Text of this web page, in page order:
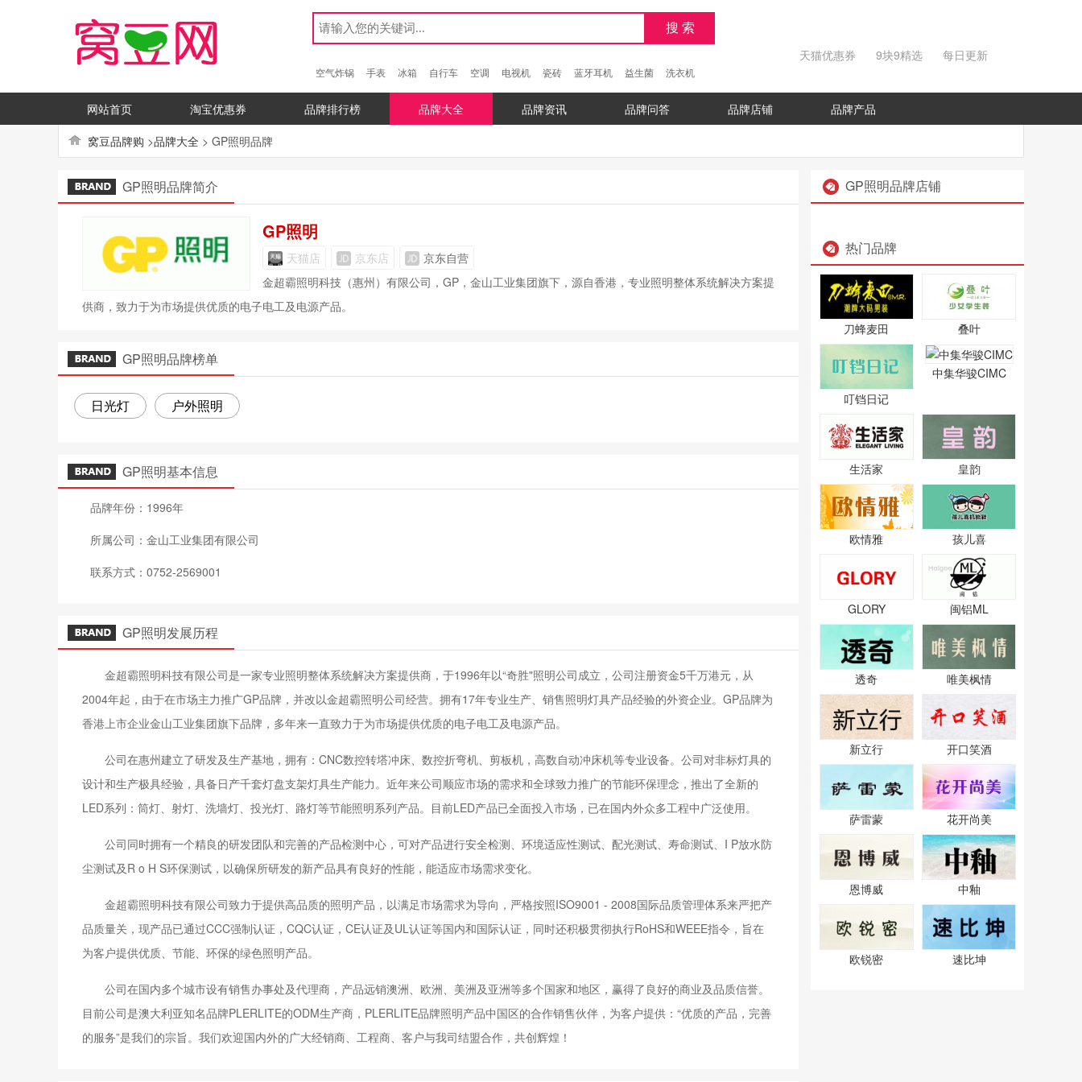
空气炸锅 手表 冰箱 自行车 空调 电视机 瓷砖 蓝牙耳机 益生菌 洗衣机
天猫优惠券 9块9精选 每日更新
网站首页 淘宝优惠券 品牌排行榜 品牌大全 品牌资讯 品牌问答 品牌店铺
品牌产品
窝豆品牌购 >品牌大全 > GP照明品牌
GP照明品牌简介
GP照明
天猫店 京东店
京东自营
金超霸照明科技（惠州）有限公司，GP，金山工业集团旗下，源自香港，专业照明整体系统解决方案提
供商，致力于为市场提供优质的电子电工及电源产品。
GP照明品牌榜单
日光灯 户外照明
GP照明基本信息
品牌年份：1996年
所属公司：金山工业集团有限公司
联系方式：0752-2569001
GP照明发展历程
金超霸照明科技有限公司是一家专业照明整体系统解决方案提供商，于1996年以“奇胜"照明公司成立，公司注册资金5千万港元，从
2004年起，由于在市场主力推广GP品牌，并改以金超霸照明公司经营。拥有17年专业生产、销售照明灯具产品经验的外资企业。GP品牌为
香港上市企业金山工业集团旗下品牌，多年来一直致力于为市场提供优质的电子电工及电源产品。
公司在惠州建立了研发及生产基地，拥有：CNC数控转塔冲床、数控折弯机、剪板机，高数自动冲床机等专业设备。公司对非标灯具的
设计和生产极具经验，具备日产千套灯盘支架灯具生产能力。近年来公司顺应市场的需求和全球致力推广的节能环保理念，推出了全新的
LED系列：筒灯、射灯、洗墙灯、投光灯、路灯等节能照明系列产品。目前LED产品已全面投入市场，已在国内外众多工程中广泛使用。
公司同时拥有一个精良的研发团队和完善的产品检测中心，可对产品进行安全检测、环境适应性测试、配光测试、寿命测试、I P放水防
尘测试及R o H S环保测试，以确保所研发的新产品具有良好的性能，能适应市场需求变化。
金超霸照明科技有限公司致力于提供高品质的照明产品，以满足市场需求为导向，严格按照ISO9001 - 2008国际品质管理体系来严把产
品质量关，现产品已通过CCC强制认证，CQC认证，CE认证及UL认证等国内和国际认证，同时还积极贯彻执行RoHS和WEEE指令，旨在
为客户提供优质、节能、环保的绿色照明产品。
公司在国内多个城市设有销售办事处及代理商，产品远销澳洲、欧洲、美洲及亚洲等多个国家和地区，赢得了良好的商业及品质信誉。
目前公司是澳大利亚知名品牌PLERLITE的ODM生产商，PLERLITE品牌照明产品中国区的合作销售伙伴，为客户提供：“优质的产品，完善
的服务”是我们的宗旨。我们欢迎国内外的广大经销商、工程商、客户与我司结盟合作，共创辉煌！
GP照明品牌店铺
热门品牌
刀蜂麦田 叠叶
叮铛日记
中集华骏CIMC
生活家 皇韵
欧情雅 孩儿喜
GLORY 闽铝ML
透奇 唯美枫情
新立行 开口笑酒
萨雷蒙 花开尚美
恩博威 中釉
欧锐密 速比坤